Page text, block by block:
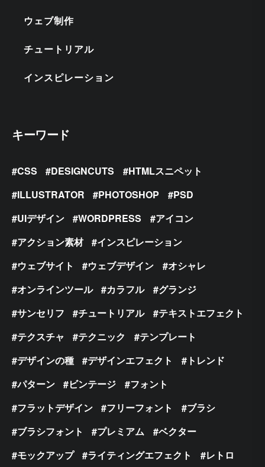
ウェブ制作
チュートリアル
インスピレーション
キーワード
CSS DESIGNCUTS
HTMLスニペット
ILLUSTRATOR
PHOTOSHOP
PSD
UIデザイン
WORDPRESS
アイコン
アクション素材
インスピレーション
ウェブサイト
ウェブデザイン
オシャレ
オンラインツール
カラフル
グランジ
サンセリフ
チュートリアル
テキストエフェクト
テクスチャ
テクニック
テンプレート
デザインの種
デザインエフェクト
トレンド
パターン
ビンテージ
フォント
フラットデザイン
フリーフォント
ブラシ
ブラシフォント
プレミアム
ベクター
モックアップ
ライティングエフェクト
レトロ